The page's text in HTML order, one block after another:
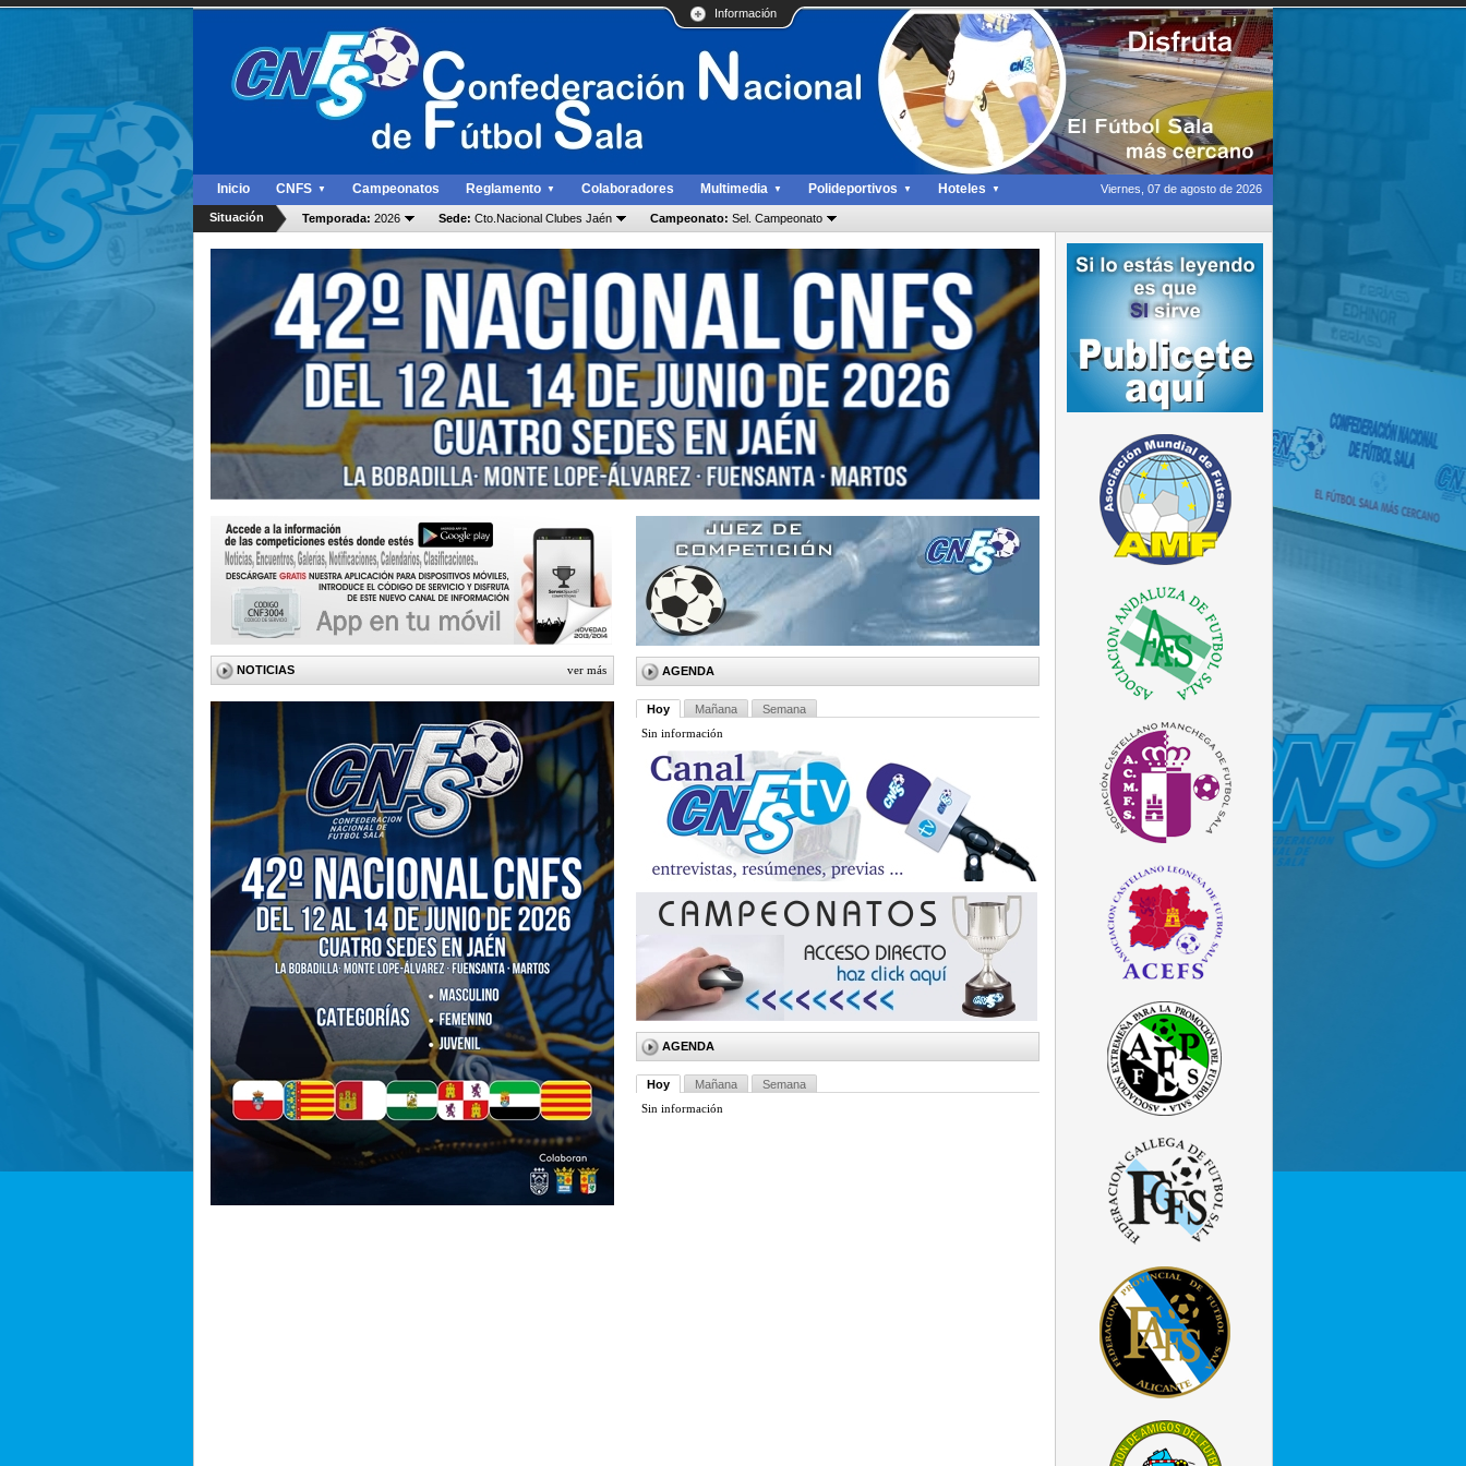
Información
Inicio CNFS ▼ Campeonatos Reglamento ▼ Colaboradores Multimedia ▼ Polideportivos ▼ Hoteles ▼ Viernes, 07 de agosto de 2026
Situación Temporada: 2026 Sede: Cto.Nacional Clubes Jaén Campeonato: Sel. Campeonato
NOTICIAS ver más AGENDA
Hoy Mañana
Semana
Sin información
AGENDA
Hoy Mañana
Semana
Sin información